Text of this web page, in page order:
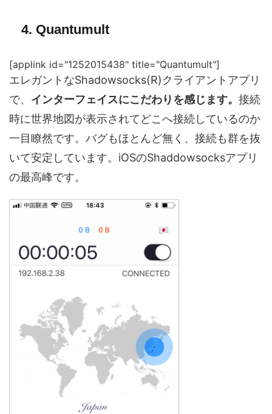
4. Quantumult
[applink id="1252015438" title="Quantumult"]
エレガントなShadowsocks(R)クライアントアプリ
で、 インターフェイスにこだわりを感じます。 接続
時に世界地図が表示されてどこへ接続しているのか
一目瞭然です。バグもほとんど無く、接続も群を抜
いて安定しています。iOSのShaddowsocksアプリ
の最高峰です。